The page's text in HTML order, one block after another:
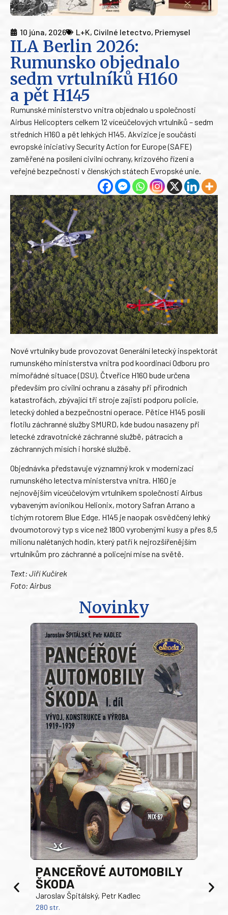
10 júna, 2026 L+K, Civilné letectvo, Priemysel
ILA Berlin 2026:
Rumunsko objednalo
sedm vrtulníků H160
a pět H145
Rumunské ministerstvo vnitra objednalo u společnosti
Airbus Helicopters celkem 12 víceúčelových vrtulníků – sedm
středních H160 a pět lehkých H145. Akvizice je součástí
evropské iniciativy Security Action for Europe (SAFE)
zaměřené na posílení civilní ochrany, krizového řízení a
veřejné bezpečnosti v členských státech Evropské unie.
Nové vrtulníky bude provozovat Generální letecký inspektorát
rumunského ministerstva vnitra pod koordinací Odboru pro
mimořádné situace (DSU). Čtveřice H160 bude určena
především pro civilní ochranu a zásahy při přírodních
katastrofách, zbývající tři stroje zajistí podporu policie,
letecký dohled a bezpečnostní operace. Pětice H145 posílí
flotilu záchranné služby SMURD, kde budou nasazeny při
letecké zdravotnické záchranné službě, pátracích a
záchranných misích i horské službě.
Objednávka představuje významný krok v modernizaci
rumunského letectva ministerstva vnitra. H160 je
nejnovějším víceúčelovým vrtulníkem společnosti Airbus
vybaveným avionikou Helionix, motory Safran Arrano a
tichým rotorem Blue Edge. H145 je naopak osvědčený lehký
dvoumotorový typ s více než 1800 vyrobenými kusy a přes 8,5
milionu nalétaných hodin, který patří k nejrozšířenějším
vrtulníkům pro záchranné a policejní mise na světě.
Text: Jiří Kučírek
Foto: Airbus
Novinky
PANCEŘOVÉ AUTOMOBILY
ŠKODA
Jaroslav Špitálský, Petr Kadlec
280 str.